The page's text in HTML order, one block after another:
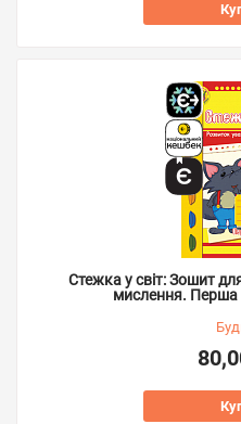
Стежка у світ: Зошит
мислення. Перша